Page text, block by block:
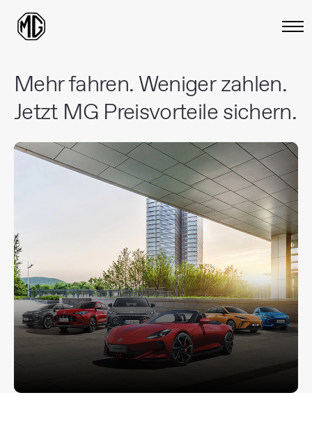
Mehr fahren. Weniger zahlen.
Jetzt MG Preisvorteile sichern.